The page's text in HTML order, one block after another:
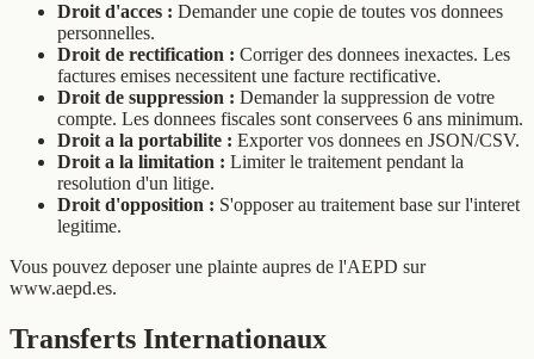
Droit d'acces : Demander une copie de toutes vos donnees
personnelles.
Droit de rectification : Corriger des donnees inexactes. Les
factures emises necessitent une facture rectificative.
Droit de suppression : Demander la suppression de votre
compte. Les donnees fiscales sont conservees 6 ans minimum.
Droit a la portabilite : Exporter vos donnees en JSON/CSV.
Droit a la limitation : Limiter le traitement pendant la
resolution d'un litige.
Droit d'opposition : S'opposer au traitement base sur l'interet
legitime.
Vous pouvez deposer une plainte aupres de l'AEPD sur
www.aepd.es.
Transferts Internationaux